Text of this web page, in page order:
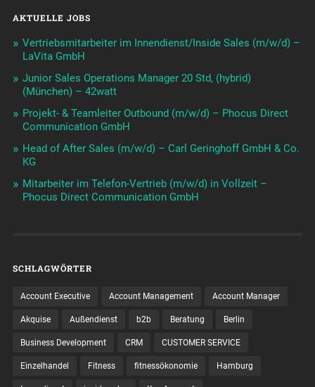
AKTUELLE JOBS
Vertriebsmitarbeiter im Innendienst/Inside Sales (m/w/d) –
LaVita GmbH
Junior Sales Operations Manager 20 Std, (hybrid)
(München) – 42watt
Projekt- & Teamleiter Outbound (m/w/d) – Phocus Direct
Communication GmbH
Head of After Sales (m/w/d) – Carl Geringhoff GmbH & Co.
KG
Mitarbeiter im Telefon-Vertrieb (m/w/d) in Vollzeit –
Phocus Direct Communication GmbH
SCHLAGWÖRTER
Account Executive Account Management Account Manager
Akquise Außendienst b2b Beratung Berlin
Business Development CRM CUSTOMER SERVICE
Einzelhandel Fitness fitnessökonomie Hamburg